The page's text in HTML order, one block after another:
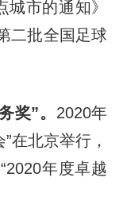
市的通知》
二批全国足球
奖”。 2020年
在北京举行，
年度卓越